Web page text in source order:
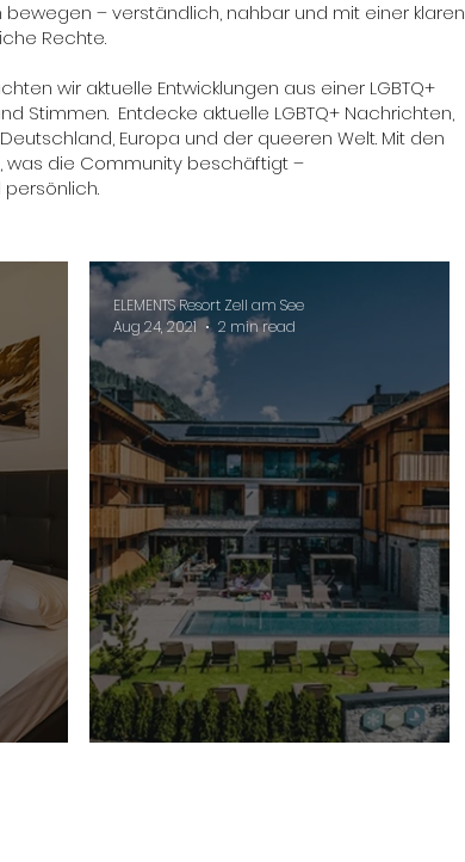
– verständlich, nahbar und mit einer klaren
Rechte.
wir aktuelle Entwicklungen aus einer LGBTQ+
Stimmen. Entdecke aktuelle LGBTQ+ Nachrichten,
Europa und der queeren Welt. Mit den
was die Community beschäftigt –
ELEMENTS Resort Zell am See
Aug 24, 2021
2 min read